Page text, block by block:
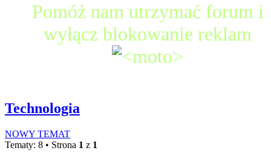
Pomóż nam utrzymać forum i
wyłącz blokowanie reklam
Technologia
NOWY TEMAT
Tematy: 8 • Strona 1 z 1